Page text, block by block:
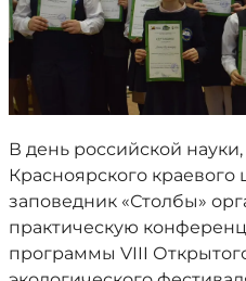
В день российской
Красноярского
заповедник «Столбы»
практическую
программы VIII